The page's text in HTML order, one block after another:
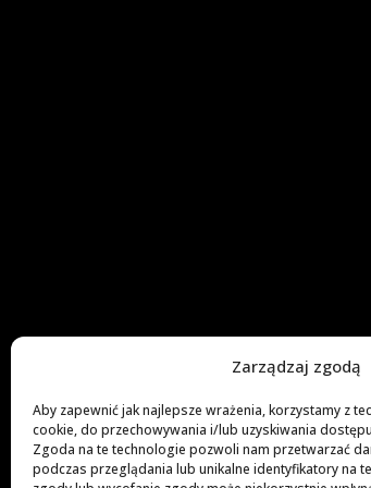
Zarządzaj zgodą
Aby zapewnić jak najlepsze wrażenia, korzystamy z
cookie, do przechowywania i/lub uzyskiwania
Zgoda na te technologie pozwoli nam przetwarzać
podczas przeglądania lub unikalne identyfikatory na